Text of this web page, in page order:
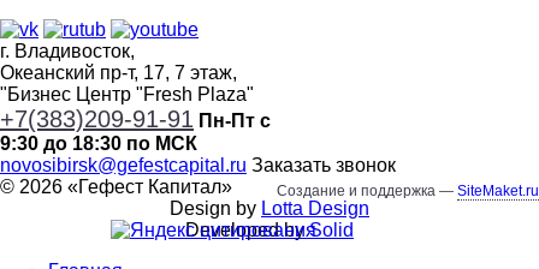
г. Владивосток,
Океанский пр-т, 17, 7 этаж,
"Бизнес Центр "Fresh Plaza"
+7(383)209-91-91 Пн-Пт с
9:30 до 18:30 по МСК
novosibirsk@gefestcapital.ru Заказать звонок
© 2026 «Гефест Капитал» Создание и поддержка — SiteMaket.ru
Design by Lotta Design
Developed bySolid